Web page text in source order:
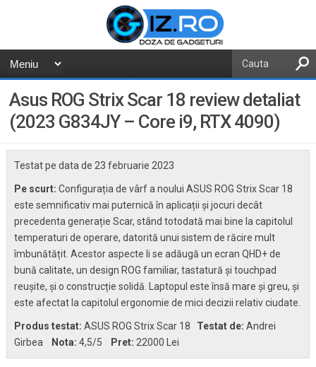
Asus ROG Strix Scar 18 review detaliat
(2023 G834JY – Core i9, RTX 4090)
Testat pe data de 23 februarie 2023
Pe scurt: Configurația de vârf a noului ASUS ROG Strix Scar 18
este semnificativ mai puternică în aplicații și jocuri decât
precedenta generație Scar, stând totodată mai bine la capitolul
temperaturi de operare, datorită unui sistem de răcire mult
îmbunătățit. Acestor aspecte li se adăugă un ecran QHD+ de
bună calitate, un design ROG familiar, tastatură și touchpad
reușite, și o construcție solidă. Laptopul este însă mare și greu, și
este afectat la capitolul ergonomie de mici decizii relativ ciudate.
Produs testat: ASUS ROG Strix Scar 18 Testat de: Andrei
Girbea
Nota: 4,5/5 Pret: 22000 Lei